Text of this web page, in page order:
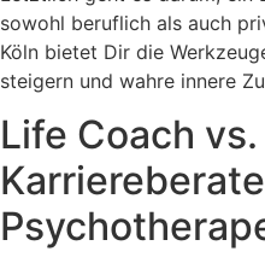
sowohl beruflich als auch
Köln bietet Dir die
steigern und wahre innere
Life Coach vs.